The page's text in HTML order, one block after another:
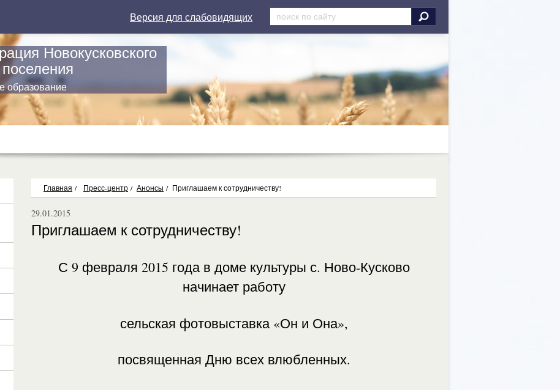
Версия для слабовидящих
Новокусковского
образование
Главная / Пресс-центр / Анонсы / Приглашаем к сотрудничеству!
29.01.2015
Приглашаем к сотрудничеству!
С 9 февраля 2015 года в доме культуры с. Ново-Кусково
начинает работу
сельская фотовыставка «Он и Она»,
посвященная Дню всех влюбленных.